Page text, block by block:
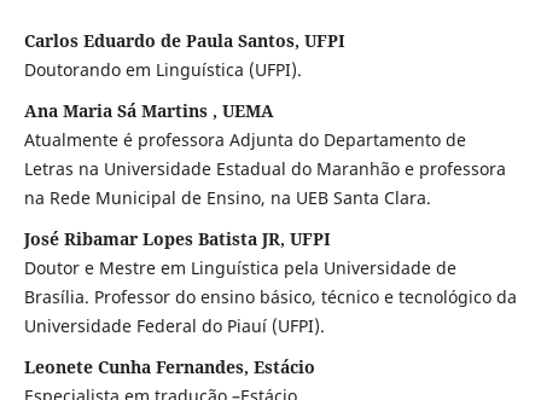
Carlos Eduardo de Paula Santos, UFPI
Doutorando em Linguística (UFPI).
Ana Maria Sá Martins , UEMA
Atualmente é professora Adjunta do Departamento de
Letras na Universidade Estadual do Maranhão e professora
na Rede Municipal de Ensino, na UEB Santa Clara.
José Ribamar Lopes Batista JR, UFPI
Doutor e Mestre em Linguística pela Universidade de
Brasília. Professor do ensino básico, técnico e tecnológico da
Universidade Federal do Piauí (UFPI).
Leonete Cunha Fernandes, Estácio